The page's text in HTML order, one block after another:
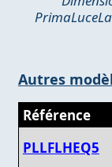
Autres
Référence
PLLFLHEQ5